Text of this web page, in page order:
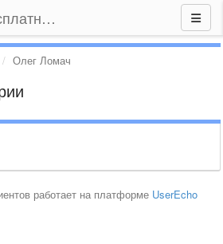
Мультитест - бесплатный подбор провайдера по адресу
Олег Ломач
работает на платформе UserEcho